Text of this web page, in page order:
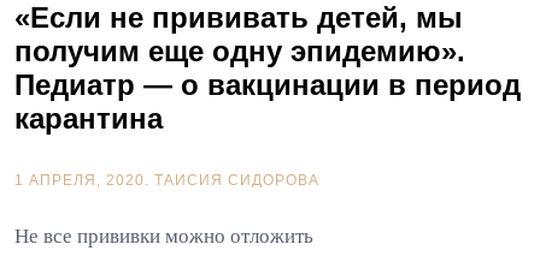
«Если не прививать детей, мы
получим еще одну эпидемию».
Педиатр — о вакцинации в период
карантина
1 АПРЕЛЯ, 2020. ТАИСИЯ СИДОРОВА
Не все прививки можно отложить